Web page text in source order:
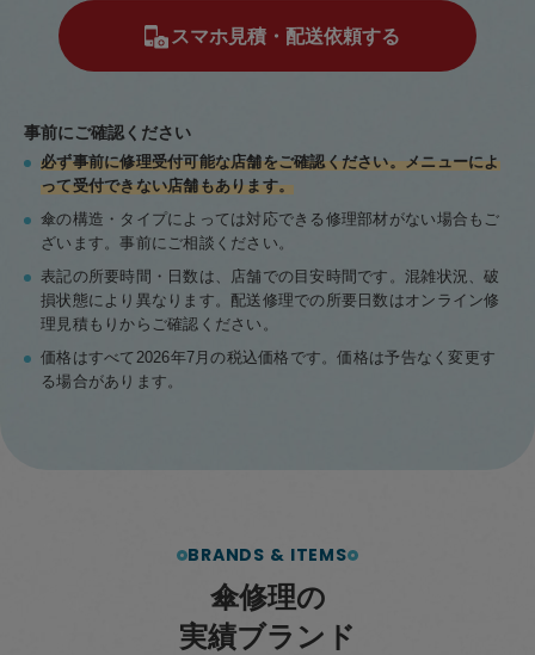
スマホ見積・配送依頼する
事前にご確認ください
必ず事前に修理受付可能な店舗をご確認ください。メニューによ
って受付できない店舗もあります。
傘の構造・タイプによっては対応できる修理部材がない場合もご
ざいます。事前にご相談ください。
表記の所要時間・日数は、店舗での目安時間です。混雑状況、破
損状態により異なります。配送修理での所要日数はオンライン修
理見積もりからご確認ください。
価格はすべて2026年7月の税込価格です。価格は予告なく変更す
る場合があります。
BRANDS & ITEMS
傘修理の
実績ブラ ン ド